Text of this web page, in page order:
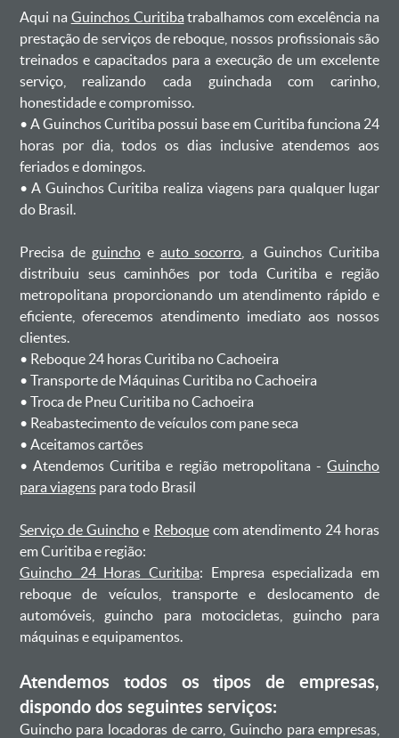
Aqui na Guinchos Curitiba trabalhamos com excelência na
prestação de serviços de reboque, nossos profissionais são
treinados e capacitados para a execução de um excelente
serviço, realizando cada guinchada com carinho,
honestidade e compromisso.
ㅤㅤ• A Guinchos Curitiba possui base em Curitiba funciona 24
horas por dia, todos os dias inclusive atendemos aos
feriados e domingos.
ㅤㅤ• A Guinchos Curitiba realiza viagens para qualquer lugar
do Brasil.
Precisa de guinchoe auto socorro , a Guinchos Curitiba
distribuiu seus caminhões por toda Curitiba e região
metropolitana proporcionando um atendimento rápido e
eficiente, oferecemos atendimento imediato aos nossos
clientes.
ㅤㅤ• Reboque 24 horas Curitiba no Cachoeira
ㅤㅤ• Transporte de Máquinas Curitiba no Cachoeira
ㅤㅤ• Troca de Pneu Curitiba no Cachoeira
ㅤㅤ• Reabastecimento de veículos com pane seca
ㅤㅤ• Aceitamos cartões
ㅤㅤ• Atendemos Curitiba e região metropolitana -Guincho
para viagenspara todo Brasil
Serviço de Guincho e Reboquecom atendimento 24 horas
em Curitiba e região:
Guincho 24 Horas Curitiba: Empresa especializada em
reboque de veículos, transporte e deslocamento de
automóveis, guincho para motocicletas, guincho para
máquinas e equipamentos.
Atendemos todos os tipos de empresas,
dispondo dos seguintes serviços:
Guincho para locadoras de carro, Guincho para empresas,